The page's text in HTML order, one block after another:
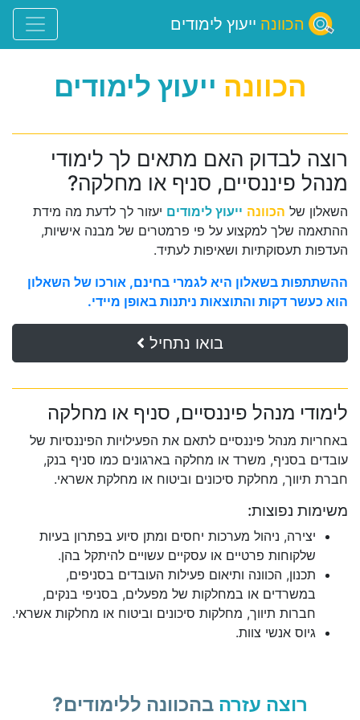
הכוונה ייעוץ לימודים
הכוונה ייעוץ לימודים
רוצה לבדוק האם מתאים לך לימודי
מנהל פיננסיים, סניף או מחלקה?
השאלון של הכוונה ייעוץ לימודים יעזור לך לדעת מה מידת
ההתאמה שלך למקצוע על פי פרמטרים של מבנה אישיות,
העדפות תעסוקתיות ושאיפות לעתיד.
ההשתתפות בשאלון היא לגמרי בחינם, אורכו של השאלון
הוא כעשר דקות והתוצאות ניתנות באופן מיידי.
בואו נתחיל
לימודי מנהל פיננסיים, סניף או מחלקה
באחריות מנהל פיננסיים לתאם את הפעילויות הפיננסיות של
עובדים בסניף, משרד או מחלקה בארגונים כמו סניף בנק,
חברת תיווך, מחלקת סיכונים וביטוח או מחלקת אשראי.
משימות נפוצות:
יצירה, ניהול מערכות יחסים ומתן סיוע בפתרון בעיות
שלקוחות פרטיים או עסקיים עשויים להיתקל בהן.
תכנון, הכוונה ותיאום פעילות העובדים בסניפים,
במשרדים או במחלקות של מפעלים, בסניפי בנקים,
חברות תיווך, מחלקות סיכונים וביטוח או מחלקות אשראי.
גיוס אנשי צוות.
רוצה עזרה בהכוונה ללימודים?